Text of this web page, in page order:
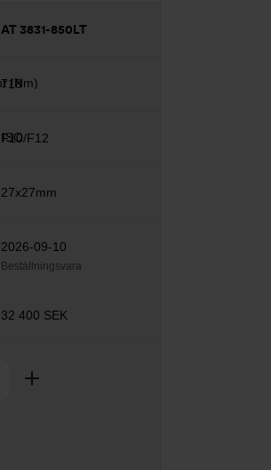
AT 3831-850LT
718
F10/F12
27x27mm
2026-09-10
Beställningsvara
32 400 SEK